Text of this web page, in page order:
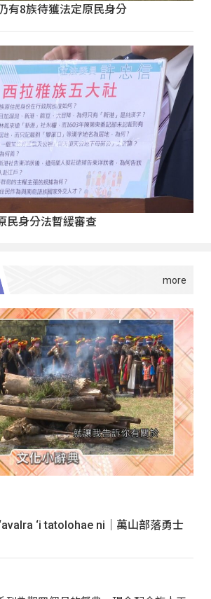
有8族待獲法定原民身分
民身分法暫緩審查
‘i tatolohae ni｜萬山部落勇士